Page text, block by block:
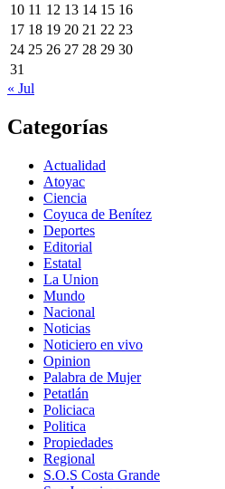
10 11 12 13 14 15 16
17 18 19 20 21 22 23
24 25 26 27 28 29 30
31
« Jul
Categorías
Actualidad
Atoyac
Ciencia
Coyuca de Benítez
Deportes
Editorial
Estatal
La Union
Mundo
Nacional
Noticias
Noticiero en vivo
Opinion
Palabra de Mujer
Petatlán
Policiaca
Politica
Propiedades
Regional
S.O.S Costa Grande